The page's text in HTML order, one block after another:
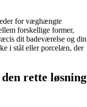
for væghængte
forskellige former,
dit badeværelse og din
i stål eller porcelæn, der
rette løsning